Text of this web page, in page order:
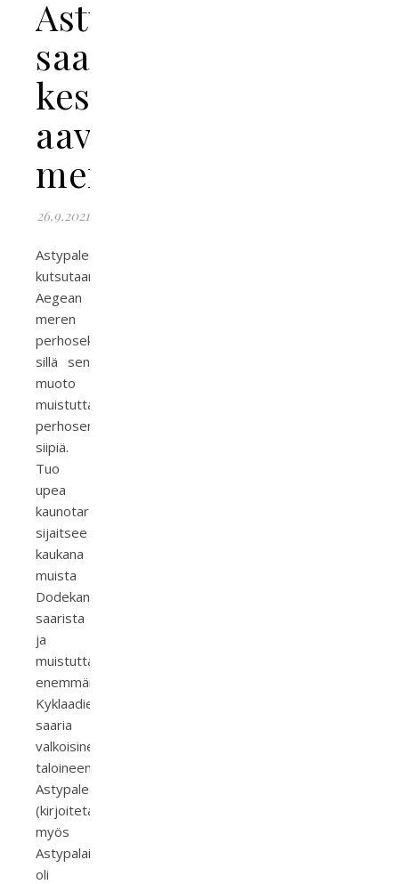
Astypalea,
saari
keskellä
aavaa
merta
26.9.2021
Astypaleaa
kutsutaan
Aegean
meren
perhoseksi,
sillä sen
muoto
muistuttaa
perhosen
siipiä.
Tuo
upea
kaunotar
sijaitsee
kaukana
muista
Dodekanesian
saarista
ja
muistuttaakin
enemmän
Kyklaadien
saaria
valkoisine
taloineen.
Astypalea
(kirjoitetaan
myös
Astypalaia)
oli